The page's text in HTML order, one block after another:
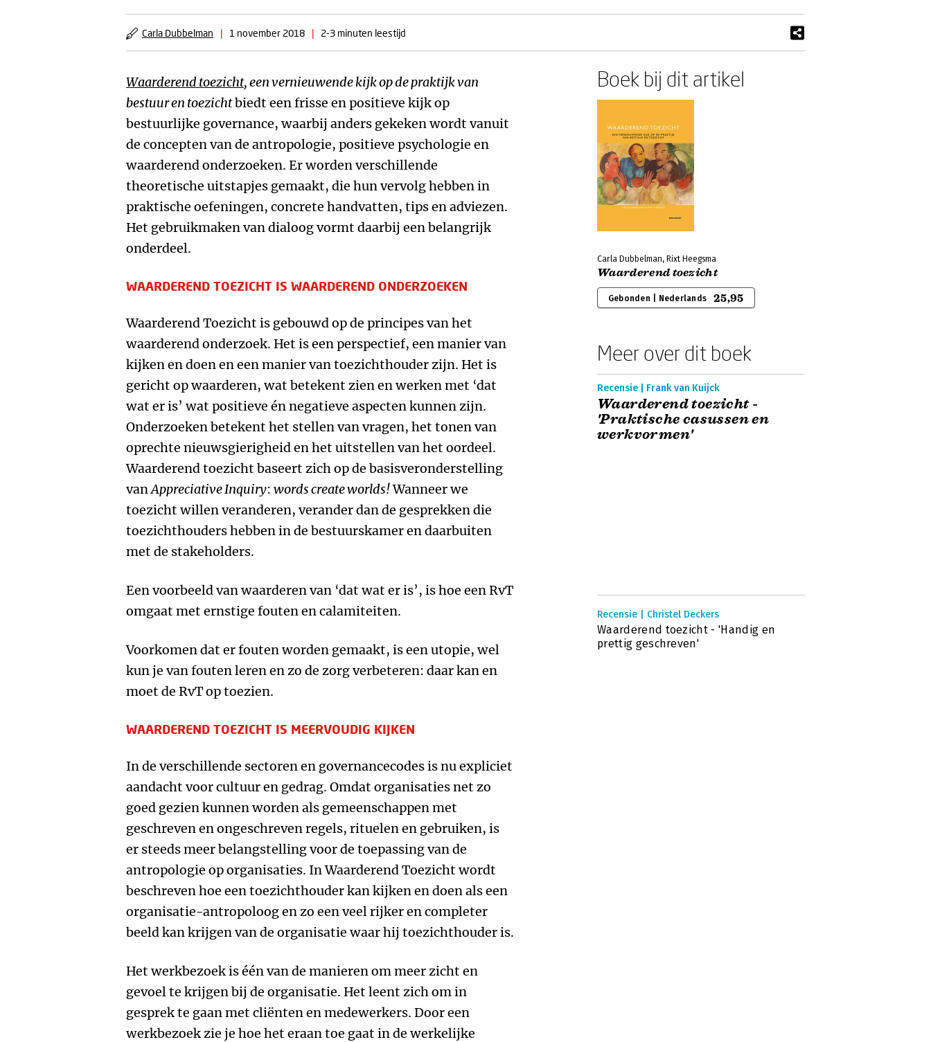
Carla Dubbelman | 1 november 2018 | 2-3 minuten leestijd
Waarderend toezicht, een vernieuwende kijk op de praktijk van
bestuur en toezichtbiedt een frisse en positieve kijk op
bestuurlijke governance, waarbij anders gekeken wordt vanuit
de concepten van de antropologie, positieve psychologie en
waarderend onderzoeken. Er worden verschillende
theoretische uitstapjes gemaakt, die hun vervolg hebben in
praktische oefeningen, concrete handvatten, tips en adviezen.
Het gebruikmaken van dialoog vormt daarbij een belangrijk
onderdeel.
WAARDEREND TOEZICHT IS WAARDEREND ONDERZOEKEN
Waarderend Toezicht is gebouwd op de principes van het
waarderend onderzoek. Het is een perspectief, een manier van
kijken en doen en een manier van toezichthouder zijn. Het is
gericht op waarderen, wat betekent zien en werken met ‘dat
wat er is’ wat positieve én negatieve aspecten kunnen zijn.
Onderzoeken betekent het stellen van vragen, het tonen van
oprechte nieuwsgierigheid en het uitstellen van het oordeel.
Waarderend toezicht baseert zich op de basisveronderstelling
vanAppreciative Inquiry: words create worlds!Wanneer we
toezicht willen veranderen, verander dan de gesprekken die
toezichthouders hebben in de bestuurskamer en daarbuiten
met de stakeholders.
Een voorbeeld van waarderen van ‘dat wat er is’, is hoe een RvT
omgaat met ernstige fouten en calamiteiten.
Voorkomen dat er fouten worden gemaakt, is een utopie, wel
kun je van fouten leren en zo de zorg verbeteren: daar kan en
moet de RvT op toezien.
WAARDEREND TOEZICHT IS MEERVOUDIG KIJKEN
In de verschillende sectoren en governancecodes is nu expliciet
aandacht voor cultuur en gedrag. Omdat organisaties net zo
goed gezien kunnen worden als gemeenschappen met
geschreven en ongeschreven regels, rituelen en gebruiken, is
er steeds meer belangstelling voor de toepassing van de
antropologie op organisaties. In Waarderend Toezicht wordt
beschreven hoe een toezichthouder kan kijken en doen als een
organisatie-antropoloog en zo een veel rijker en completer
beeld kan krijgen van de organisatie waar hij toezichthouder is.
Het werkbezoek is één van de manieren om meer zicht en
gevoel te krijgen bij de organisatie. Het leent zich om in
gesprek te gaan met cliënten en medewerkers. Door een
werkbezoek zie je hoe het eraan toe gaat in de werkelijke
Boek bij dit artikel
Carla Dubbelman, Rixt Heegsma
Waarderend toezicht
Gebonden | Nederlands 25,95
Meer over dit boek
Recensie | Frank van Kuijck
Waarderend toezicht -
'Praktische casussen en
werkvormen'
Recensie | Christel Deckers
Waarderend toezicht - 'Handig en
prettig geschreven'